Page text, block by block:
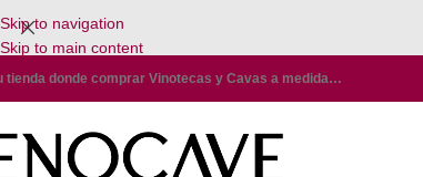
Skip to navigation
Skip to main content
tienda donde comprar Vinotecas y Cavas a medida…